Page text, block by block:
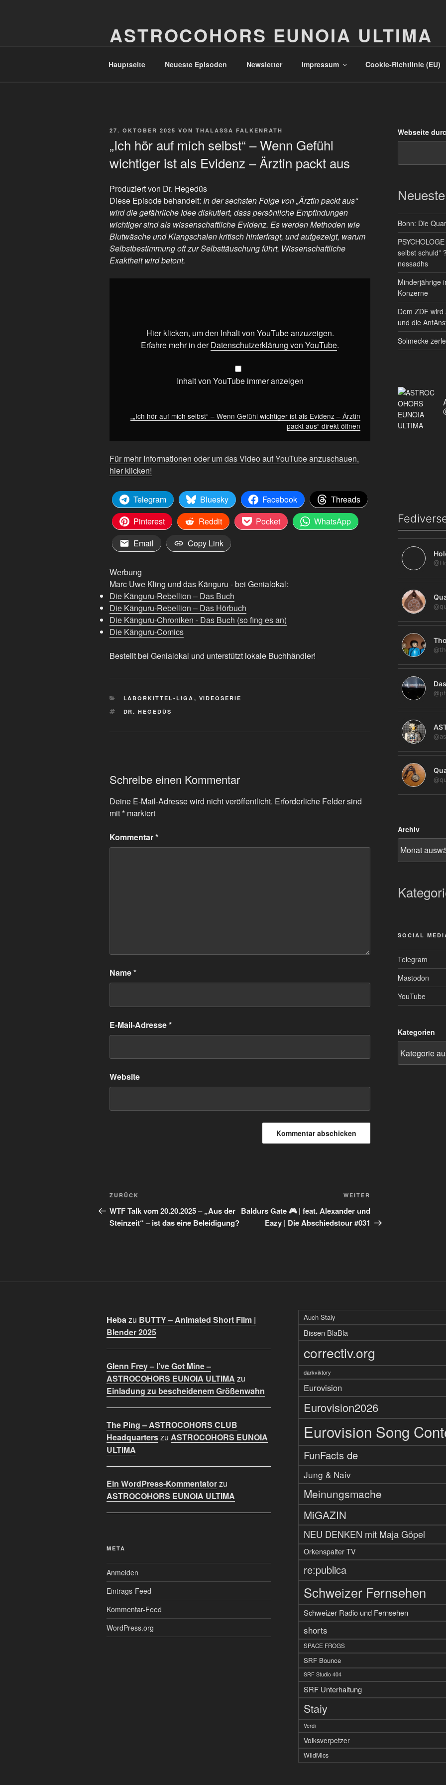
ASTROCOHORS EUNOIA ULTIMA
Hauptseite Neueste Episoden Newsletter Impressum Cookie-Richtlinie (EU)
VERÖFFENTLICHT
27. OKTOBER 2025 VON THALASSA FALKENRATH
„Ich hör auf mich selbst“ – Wenn Gefühl
wichtiger ist als Evidenz – Ärztin packt aus
Produziert von Dr. Hegedüs
Diese Episode behandelt: In der sechsten Folge von „Ärztin packt aus“
wird die gefährliche Idee diskutiert, dass persönliche Empfindungen
wichtiger sind als wissenschaftliche Evidenz. Es werden Methoden wie
Blutwäsche und Klangschalen kritisch hinterfragt, und aufgezeigt, warum
Selbstbestimmung oft zur Selbsttäuschung führt. Wissenschaftliche
Exaktheit wird betont.
Evidenz
Ärztin
aus“
von
anzeigen
Hier klicken, um den Inhalt von YouTube anzuzeigen.
Erfahre mehr in derDatenschutzerklärung von YouTube.
Inhalt von YouTube immer anzeigen
„„Ich hör auf mich selbst“ – Wenn Gefühl wichtiger ist als Evidenz – Ärztin
packt aus“ direkt öffnen
Für mehr Informationen oder um das Video auf YouTube anzuschauen,
hier klicken!
Telegram Bluesky Facebook
Threads
Pinterest
Reddit Pocket
WhatsApp
Email
Copy Link
Werbung
Marc Uwe Kling und das Känguru - bei Genialokal:
Die Känguru-Rebellion – Das Buch
Die Känguru-Rebellion – Das Hörbuch
Die Känguru-Chroniken - Das Buch (so fing es an)
Die Känguru-Comics
Bestellt bei Genialokal und unterstützt lokale Buchhändler!
KATEGORIEN
LABORKITTEL-LIGA , VIDEOSERIE
SCHLAGWÖRTER
DR. HEGEDÜS
Schreibe einen Kommentar
Deine E-Mail-Adresse wird nicht veröffentlicht. Erforderliche Felder sind
mit* markiert
Kommentar*
Name*
E-Mail-Adresse*
Website
Beitragsnavigation
Vorheriger
Beitrag
ZURÜCK
WTF Talk vom 20.20.2025 – „Aus der
Steinzeit“ – ist das eine Beleidigung?
Beitrag
WEITER
Baldurs Gate 🎮 | feat. Alexander und
Eazy | Die Abschiedstour #031
Webseite
Bonn: Die
selbst schuld”
nessadhs
Minderjährige
Konzerne
Dem ZDF
und die
Solmecke
Archiv
SOCIAL
Telegram
Mastodon
YouTube
Kategorien
Hebazu BUTTY – Animated Short Film |
Blender 2025
Glenn Frey – I’ve Got Mine –
ASTROCOHORS EUNOIA ULTIMA zu
Einladung zu bescheidenem Größenwahn
The Ping – ASTROCOHORS CLUB
Headquarterszu ASTROCOHORS EUNOIA
ULTIMA
Ein WordPress-Kommentatorzu
ASTROCOHORS EUNOIA ULTIMA
META
Anmelden
Eintrags-Feed
Kommentar-Feed
WordPress.org
Auch Staiy
Bissen BlaBla
correctiv.org
darkviktory
Eurovision
Eurovision2026
Eurovision Song
FunFacts de
Jung & Naiv
Meinungsmache
MiGAZIN
NEU DENKEN mit Maja Göpel
Orkenspalter TV
re:publica
Schweizer Fernsehen
Schweizer Radio und Fernsehen
shorts
SPACE FROGS
SRF Bounce
SRF Studio 404
SRF Unterhaltung
Staiy
Verdi
Volksverpetzer
WildMics